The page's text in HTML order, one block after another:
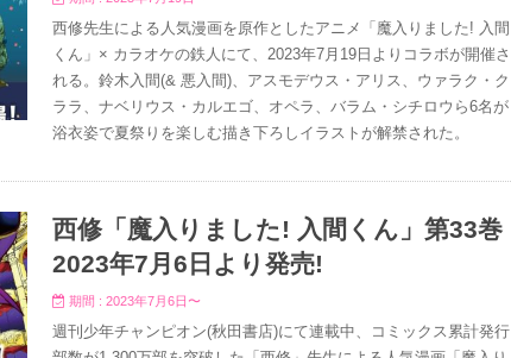
西修先生による人気漫画を原作としたアニメ「魔入りました! 入間
くん」× カラオケの鉄人にて、2023年7月19日よりコラボが開催さ
れる。鈴木入間(& 悪入間)、アスモデウス・アリス、ウァラク・ク
ララ、ナベリウス・カルエゴ、オペラ、バラム・シチロウら6名が
浴衣姿で夏祭りを楽しむ描き下ろしイラストが解禁された。
西修「魔入りました! 入間くん」第33巻
2023年7月6日より発売!
期間 : 2023年7月6日〜
週刊少年チャンピオン(秋田書店)にて連載中、コミックス累計発行